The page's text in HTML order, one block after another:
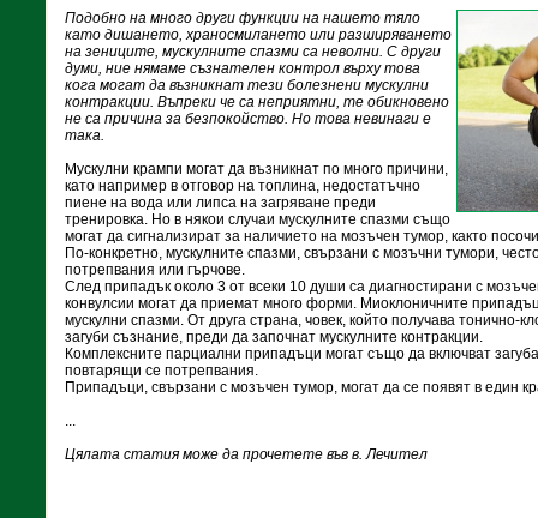
Подобно на много други функции на нашето тяло
като дишането, храносмилането или разширяването
на зениците, мускулните спазми са неволни. С други
думи, ние нямаме съзнателен контрол върху това
кога могат да възникнат тези болезнени мускулни
контракции. Въпреки че са неприятни, те обикновено
не са причина за безпокойство. Но това невинаги е
така.
Мускулни крампи могат да възникнат по много причини,
като например в отговор на топлина, недостатъчно
пиене на вода или липса на загряване преди
тренировка. Но в някои случаи мускулните спазми също
могат да сигнализират за наличието на мозъчен тумор, както
По-конкретно, мускулните спазми, свързани с мозъчни тумори,
потрепвания или гърчове.
След припадък около 3 от всеки 10 души са диагностирани с
конвулсии могат да приемат много форми. Миоклоничните
мускулни спазми. От друга страна, човек, който получава тонично-
загуби съзнание, преди да започнат мускулните контракции.
Комплексните парциални припадъци могат също да включват
повтарящи се потрепвания.
Припадъци, свързани с мозъчен тумор, могат да се появят в един
...
Цялата статия може да прочетете във в. Лечител